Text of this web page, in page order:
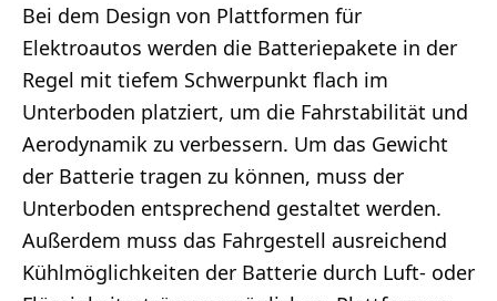
Bei dem Design von Plattformen für
Elektroautos werden die Batteriepakete in der
Regel mit tiefem Schwerpunkt flach im
Unterboden platziert, um die Fahrstabilität und
Aerodynamik zu verbessern. Um das Gewicht
der Batterie tragen zu können, muss der
Unterboden entsprechend gestaltet werden.
Außerdem muss das Fahrgestell ausreichend
Kühlmöglichkeiten der Batterie durch Luft- oder